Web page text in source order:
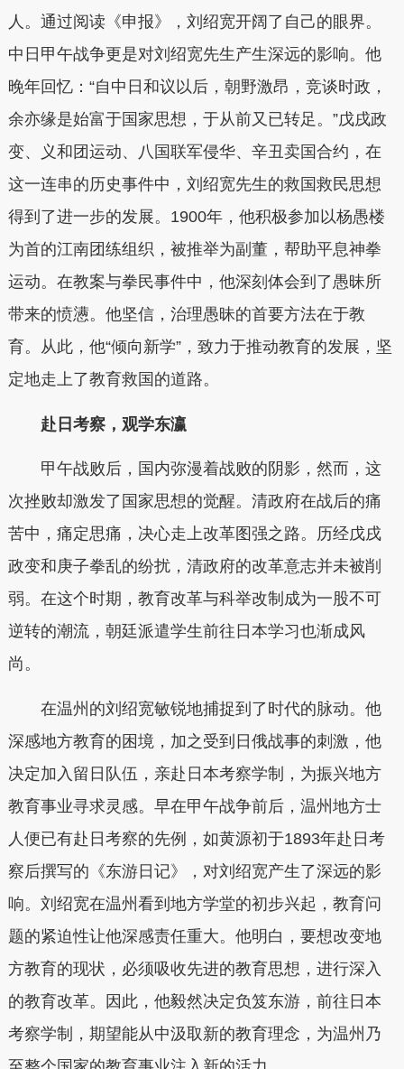
人。通过阅读《申报》，刘绍宽开阔了自己的眼界。
中日甲午战争更是对刘绍宽先生产生深远的影响。他
晚年回忆：“自中日和议以后，朝野激昂，竞谈时政，
余亦缘是始富于国家思想，于从前又已转足。”戊戌政
变、义和团运动、八国联军侵华、辛丑卖国合约，在
这一连串的历史事件中，刘绍宽先生的救国救民思想
得到了进一步的发展。1900年，他积极参加以杨愚楼
为首的江南团练组织，被推举为副董，帮助平息神拳
运动。在教案与拳民事件中，他深刻体会到了愚昧所
带来的愤懑。他坚信，治理愚昧的首要方法在于教
育。从此，他“倾向新学”，致力于推动教育的发展，坚
定地走上了教育救国的道路。
赴日考察，观学东瀛
甲午战败后，国内弥漫着战败的阴影，然而，这
次挫败却激发了国家思想的觉醒。清政府在战后的痛
苦中，痛定思痛，决心走上改革图强之路。历经戊戌
政变和庚子拳乱的纷扰，清政府的改革意志并未被削
弱。在这个时期，教育改革与科举改制成为一股不可
逆转的潮流，朝廷派遣学生前往日本学习也渐成风
尚。
在温州的刘绍宽敏锐地捕捉到了时代的脉动。他
深感地方教育的困境，加之受到日俄战事的刺激，他
决定加入留日队伍，亲赴日本考察学制，为振兴地方
教育事业寻求灵感。早在甲午战争前后，温州地方士
人便已有赴日考察的先例，如黄源初于1893年赴日考
察后撰写的《东游日记》，对刘绍宽产生了深远的影
响。刘绍宽在温州看到地方学堂的初步兴起，教育问
题的紧迫性让他深感责任重大。他明白，要想改变地
方教育的现状，必须吸收先进的教育思想，进行深入
的教育改革。因此，他毅然决定负笈东游，前往日本
考察学制，期望能从中汲取新的教育理念，为温州乃